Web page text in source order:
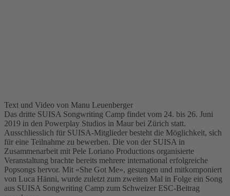
Text und Video von Manu Leuenberger
Das dritte SUISA Songwriting Camp findet vom 24. bis 26. Juni
2019 in den Powerplay Studios in Maur bei Zürich statt.
Ausschliesslich für SUISA-Mitglieder besteht die Möglichkeit, sich
für eine Teilnahme zu bewerben. Die von der SUISA in
Zusammenarbeit mit Pele Loriano Productions organisierte
Veranstaltung brachte bereits mehrere international erfolgreiche
Popsongs hervor. Mit «She Got Me», gesungen und mitkomponiert
von Luca Hänni, wurde zuletzt zum zweiten Mal in Folge ein Song
aus SUISA Songwriting Camp zum Schweizer ESC-Beitrag